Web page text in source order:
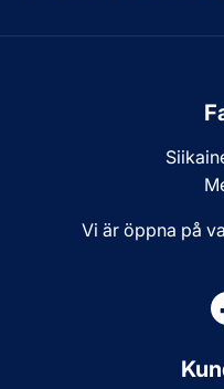
Vi är öppna på